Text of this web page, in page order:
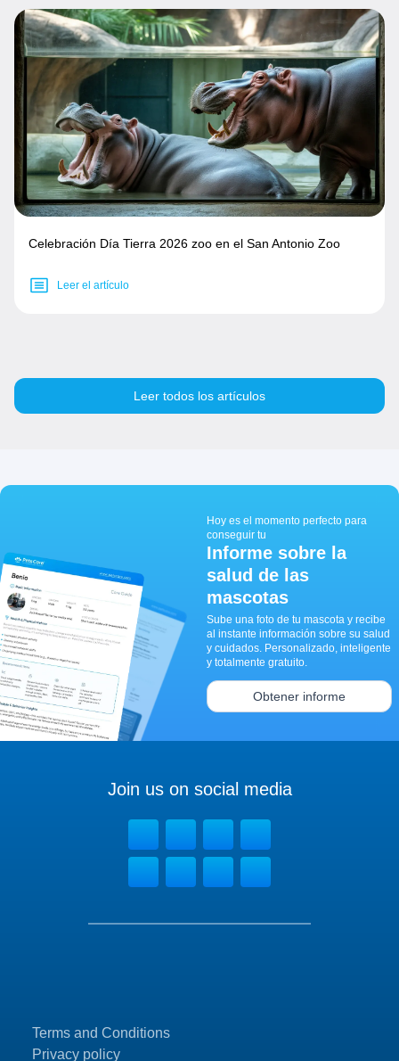
Celebración Día Tierra 2026 zoo en el San Antonio Zoo
Leer el artículo
Leer todos los artículos
Hoy es el momento perfecto para
conseguir tu
Informe sobre la
salud de las
mascotas
Sube una foto de tu mascota y recibe
al instante información sobre su salud
y cuidados. Personalizado, inteligente
y totalmente gratuito.
Obtener informe
Terms and Conditions
Privacy policy
Join us on social media